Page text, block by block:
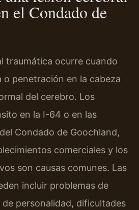
el Condado de
traumática ocurre cuando
o penetración en la cabeza
del cerebro. Los
en la I-64 o en las
Condado de Goochland,
comerciales y los
son causas comunes. Las
incluir problemas de
personalidad, dificultades